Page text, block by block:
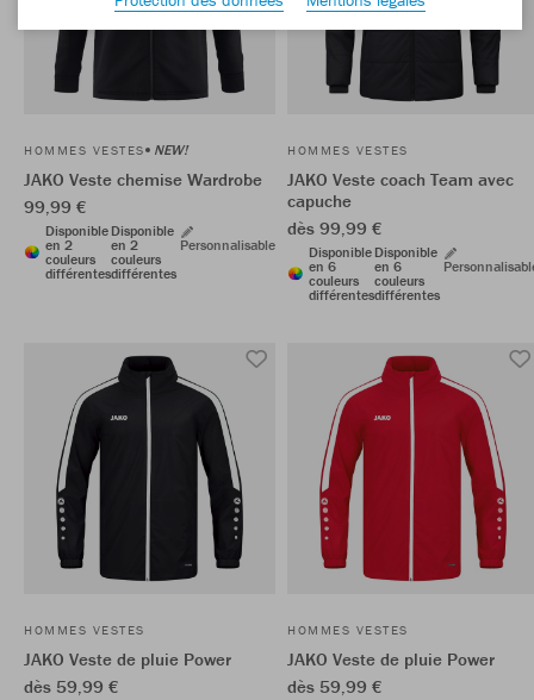
HOMMES VESTES NEW!
JAKO Veste chemise Wardrobe
99,99 €
Disponible
en 2
couleurs
différentes
Disponible
en 2
couleurs
différentes
Personnalisable
HOMMES VESTES
JAKO Veste coach Team avec
capuche
dès 99,99 €
Disponible
en 6
couleurs
différentes
Disponible
en 6
couleurs
différentes
HOMMES VESTES
JAKO Veste de pluie Power
dès 59,99 €
HOMMES VESTES
JAKO Veste de pluie Power
dès 59,99 €